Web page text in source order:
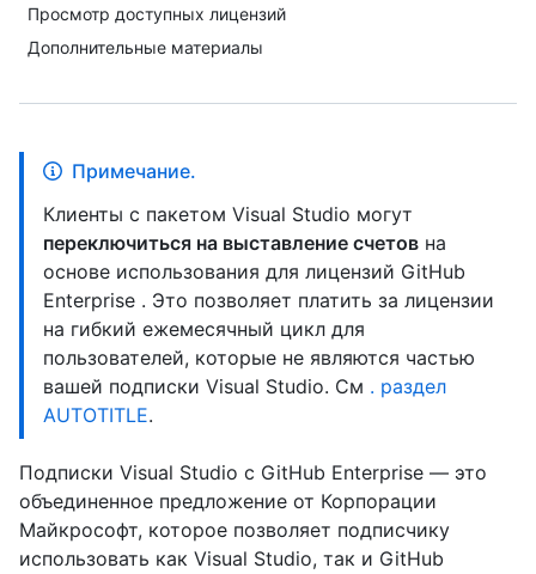
Просмотр доступных лицензий
Дополнительные материалы
Примечание.
Клиенты с пакетом Visual Studio могут
переключиться на выставление счетов на
основе использования для лицензий GitHub
Enterprise . Это позволяет платить за лицензии
на гибкий ежемесячный цикл для
пользователей, которые не являются частью
вашей подписки Visual Studio. См . раздел
AUTOTITLE.
Подписки Visual Studio с GitHub Enterprise — это
объединенное предложение от Корпорации
Майкрософт, которое позволяет подписчику
использовать как Visual Studio, так и GitHub